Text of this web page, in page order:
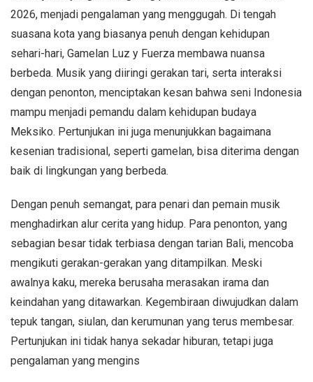
2026, menjadi pengalaman yang menggugah. Di tengah
suasana kota yang biasanya penuh dengan kehidupan
sehari-hari, Gamelan Luz y Fuerza membawa nuansa
berbeda. Musik yang diiringi gerakan tari, serta interaksi
dengan penonton, menciptakan kesan bahwa seni Indonesia
mampu menjadi pemandu dalam kehidupan budaya
Meksiko. Pertunjukan ini juga menunjukkan bagaimana
kesenian tradisional, seperti gamelan, bisa diterima dengan
baik di lingkungan yang berbeda.
Dengan penuh semangat, para penari dan pemain musik
menghadirkan alur cerita yang hidup. Para penonton, yang
sebagian besar tidak terbiasa dengan tarian Bali, mencoba
mengikuti gerakan-gerakan yang ditampilkan. Meski
awalnya kaku, mereka berusaha merasakan irama dan
keindahan yang ditawarkan. Kegembiraan diwujudkan dalam
tepuk tangan, siulan, dan kerumunan yang terus membesar.
Pertunjukan ini tidak hanya sekadar hiburan, tetapi juga
pengalaman yang mengins